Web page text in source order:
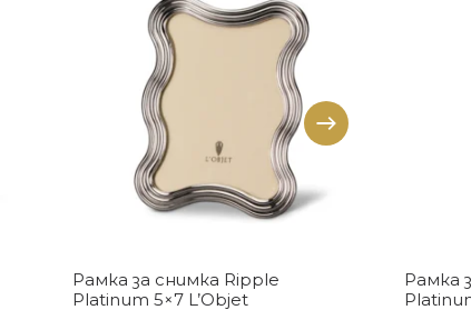
Купи
Рамка за снимка Ripple
Platinum 5×7 L’Objet
Рамка